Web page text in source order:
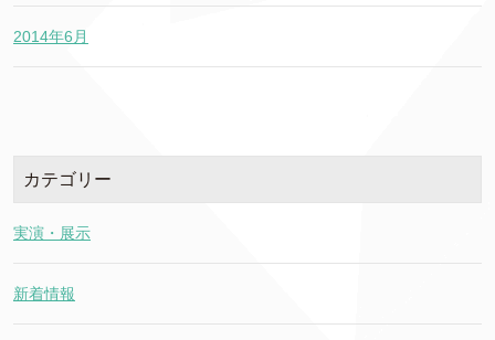
2014年6月
カテゴリー
実演・展示
新着情報